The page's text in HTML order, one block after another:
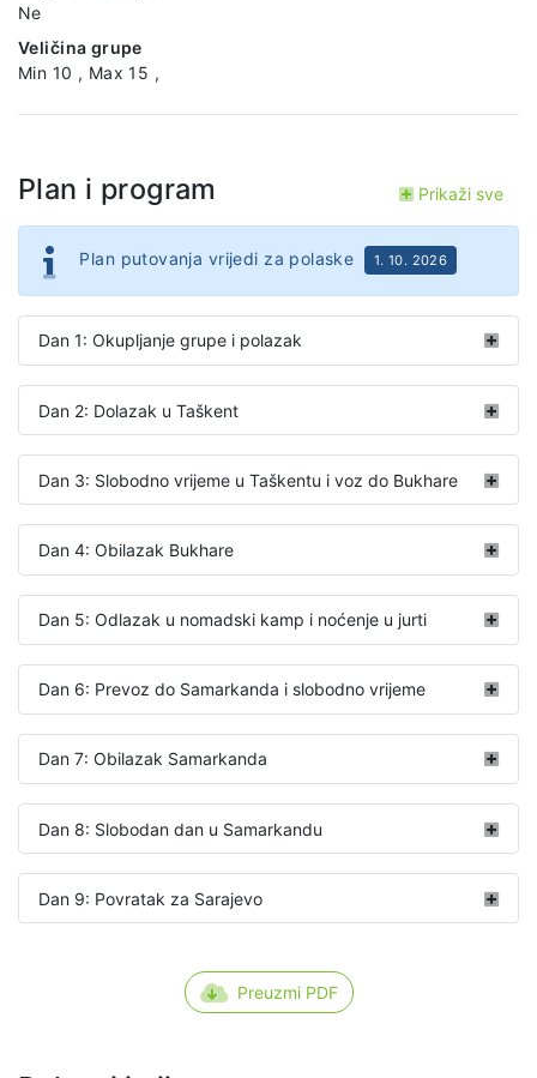
Ne
Veličina grupe
Min 10 , Max 15 ,
Plan i program Prikaži sve
Plan putovanja vrijedi za polaske 1. 10. 2026
Dan 1: Okupljanje grupe i polazak
Dan 2: Dolazak u Taškent
Dan 3: Slobodno vrijeme u Taškentu i voz do Bukhare
Dan 4: Obilazak Bukhare
Dan 5: Odlazak u nomadski kamp i noćenje u jurti
Dan 6: Prevoz do Samarkanda i slobodno vrijeme
Dan 7: Obilazak Samarkanda
Dan 8: Slobodan dan u Samarkandu
Dan 9: Povratak za Sarajevo
Preuzmi PDF